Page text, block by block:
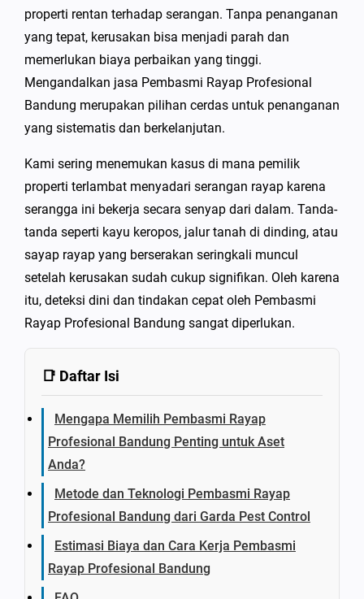
properti rentan terhadap serangan. Tanpa penanganan
yang tepat, kerusakan bisa menjadi parah dan
memerlukan biaya perbaikan yang tinggi.
Mengandalkan jasa Pembasmi Rayap Profesional
Bandung merupakan pilihan cerdas untuk penanganan
yang sistematis dan berkelanjutan.
Kami sering menemukan kasus di mana pemilik
properti terlambat menyadari serangan rayap karena
serangga ini bekerja secara senyap dari dalam. Tanda-
tanda seperti kayu keropos, jalur tanah di dinding, atau
sayap rayap yang berserakan seringkali muncul
setelah kerusakan sudah cukup signifikan. Oleh karena
itu, deteksi dini dan tindakan cepat oleh Pembasmi
Rayap Profesional Bandung sangat diperlukan.
📑 Daftar Isi
Mengapa Memilih Pembasmi Rayap
Profesional Bandung Penting untuk Aset
Anda?
Metode dan Teknologi Pembasmi Rayap
Profesional Bandung dari Garda Pest Control
Estimasi Biaya dan Cara Kerja Pembasmi
Rayap Profesional Bandung